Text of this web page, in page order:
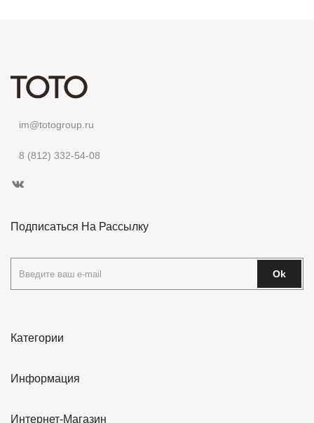
im@totogroup.ru
8 (812) 332-54-08
Категории
Информация
Интернет-Магазин
Подписаться На Рассылку
Ok